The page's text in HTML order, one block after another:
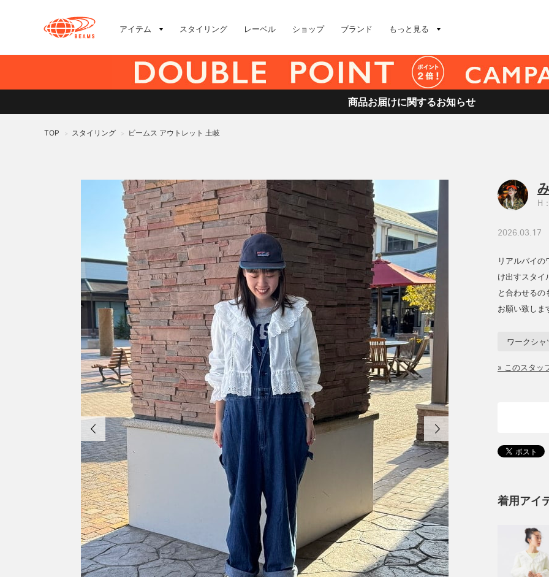
アイテム スタイリング レーベル ショップ ブランド もっと見る
商品お届けに関するお知らせ
TOP > スタイリング > ビームス アウトレット 土岐
H
2026.03.17
リアルバイ
け出すスタイ
と合わせる
お願い致しま
ワークシャ
» このスタッ
着用アイ